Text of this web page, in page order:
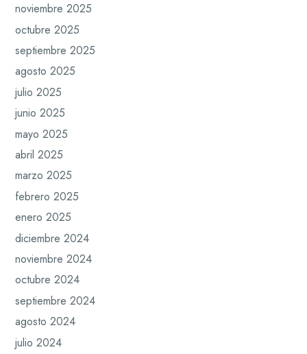
noviembre 2025
octubre 2025
septiembre 2025
agosto 2025
julio 2025
junio 2025
mayo 2025
abril 2025
marzo 2025
febrero 2025
enero 2025
diciembre 2024
noviembre 2024
octubre 2024
septiembre 2024
agosto 2024
julio 2024